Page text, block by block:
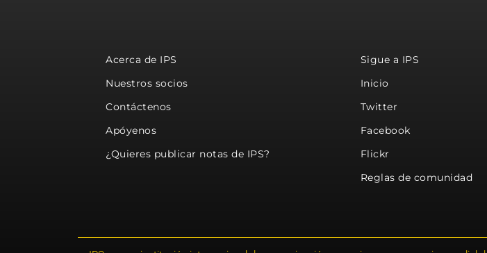
Acerca de IPS
Nuestros socios
Contáctenos
Apóyenos
¿Quieres publicar notas de IPS?
Sigue a IPS
Inicio
Twitter
Facebook
Flickr
Reglas de comunidad